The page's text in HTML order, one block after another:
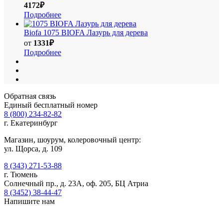
4172₽
Подробнее
Biofa 1075 BIOFA Лазурь для дерева
от 1331₽
Подробнее
Обратная связь
Единый бесплатный номер
8 (800) 234-82-82
г. Екатеринбург
Магазин, шоурум, колеровочный центр:
ул. Щорса, д. 109
8 (343) 271-53-88
г. Тюмень
Солнечный пр., д. 23А, оф. 205, БЦ Атриа
8 (3452) 38-44-47
Напишите нам